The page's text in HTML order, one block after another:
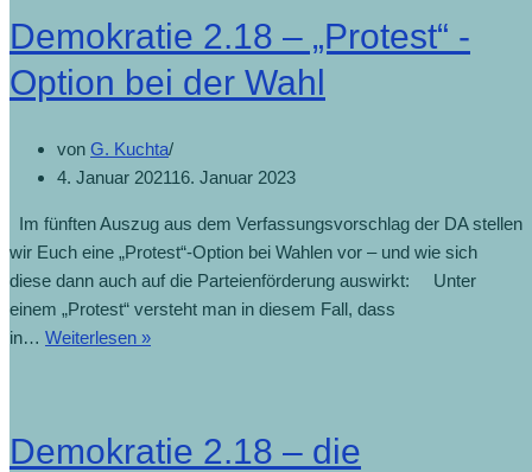
Demokratie 2.18 – „Protest“ -
Option bei der Wahl
von G. Kuchta
4. Januar 202116. Januar 2023
Im fünften Auszug aus dem Verfassungsvorschlag der DA stellen
wir Euch eine „Protest“-Option bei Wahlen vor – und wie sich
diese dann auch auf die Parteienförderung auswirkt: Unter
einem „Protest“ versteht man in diesem Fall, dass
in… Weiterlesen »
Demokratie 2.18 – die